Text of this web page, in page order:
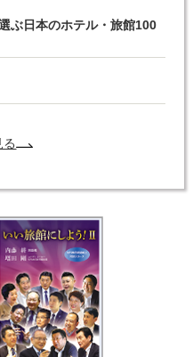
ぶ日本のホテル・旅館100
る